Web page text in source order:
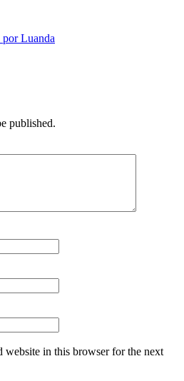
Luanda
published.
website in this browser for the next